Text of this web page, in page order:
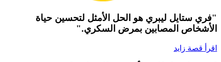
"فري ستايل ليبري هو الحل الأمثل لتحسين حياة
الأشخاص المصابين بمرض السكري."
اقرأ قصة زايد